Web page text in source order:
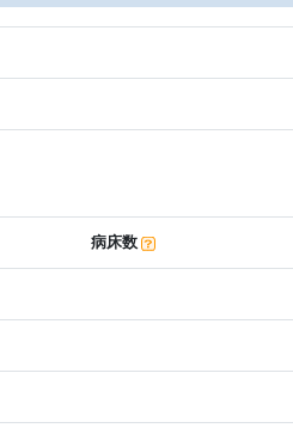
病床数